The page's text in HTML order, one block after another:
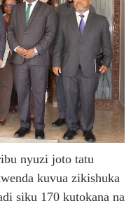
nyuzi joto tatu
kuvua zikishuka
siku 170 kutokana na